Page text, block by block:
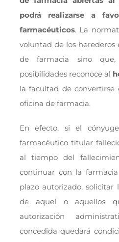
podrá realizarse a
farmacéuticos. La
voluntad de los herederos
de farmacia sino
posibilidades reconoce al
la facultad de
oficina de farmacia.
En efecto, si el
farmacéutico titular
al tiempo del
continuar con la
plazo autorizado, solicitar
de aquel o aquellos
autorización
concedida quedará